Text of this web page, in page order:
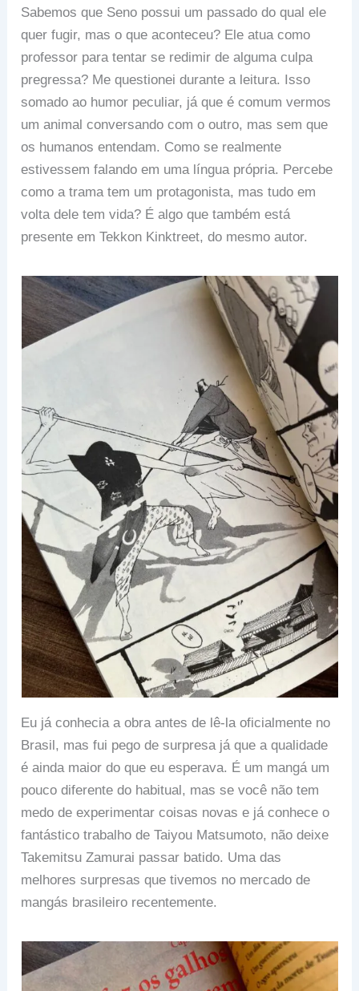
Sabemos que Seno possui um passado do qual ele
quer fugir, mas o que aconteceu? Ele atua como
professor para tentar se redimir de alguma culpa
pregressa? Me questionei durante a leitura. Isso
somado ao humor peculiar, já que é comum vermos
um animal conversando com o outro, mas sem que
os humanos entendam. Como se realmente
estivessem falando em uma língua própria. Percebe
como a trama tem um protagonista, mas tudo em
volta dele tem vida? É algo que também está
presente em Tekkon Kinktreet, do mesmo autor.
Eu já conhecia a obra antes de lê-la oficialmente no
Brasil, mas fui pego de surpresa já que a qualidade
é ainda maior do que eu esperava. É um mangá um
pouco diferente do habitual, mas se você não tem
medo de experimentar coisas novas e já conhece o
fantástico trabalho de Taiyou Matsumoto, não deixe
Takemitsu Zamurai passar batido. Uma das
melhores surpresas que tivemos no mercado de
mangás brasileiro recentemente.